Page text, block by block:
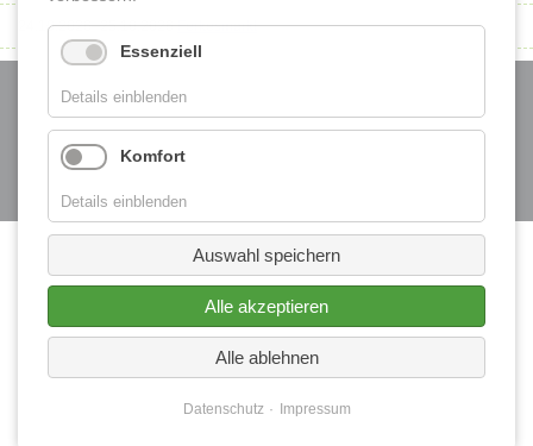
24.10.2026–25.10.2026 Ferkesmarkt
Kontakt
Essenziell
Details einblenden
Komfort
Details einblenden
Auswahl speichern
Alle akzeptieren
Alle ablehnen
Datenschutz Impressum
Buchvorstellung "Samt und Seide" "Land und Leute"
Vom Brunnen zum Wasserspiel
Fotos von Freunden